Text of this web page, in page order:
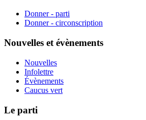
Donner - parti
Donner - circonscription
Nouvelles et évènements
Nouvelles
Infolettre
Évènements
Caucus vert
Le parti